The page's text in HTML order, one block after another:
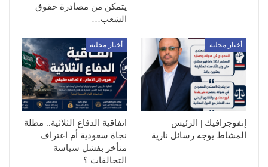
يتمكن من مصادرة حقوق
الشعب…
أخبار محلية
إنفوجرافيك | الرئيس
المشاط يوجه رسائل نارية
أخبار محلية
اتفاقية الدفاع الثلاثية.. مظلة
نجاة سعودية أم اعتراف
متأخر بفشل سياسة
التحالفات ؟